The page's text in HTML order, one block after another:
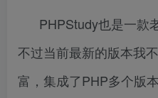
PHPStudy也是一款
不过当前最新的版本我
富，集成了PHP多个版